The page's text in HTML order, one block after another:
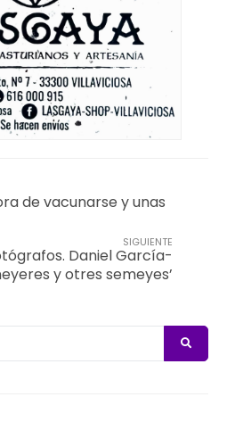
de vacunarse y unas
SIGUIENTE
Daniel García-
y otres semeyes’